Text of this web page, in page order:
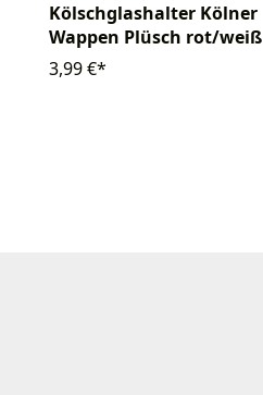
Kölschglashalter Kölner
Wappen Plüsch rot/weiß
3,99 €*